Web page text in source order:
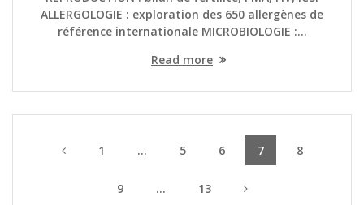
ALLERGOLOGIE : exploration des 650 allergènes de
référence internationale MICROBIOLOGIE :…
Read more
navigation
Page
1 … Page
5 Page
6 Page
7 Page
8
Page
9 … Page
13